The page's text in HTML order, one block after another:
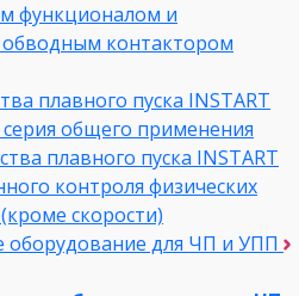
функционалом и
контактором
плавного пуска INSTART
серия общего применения
плавного пуска INSTART
контроля физических
скорости)
оборудование для ЧП и УПП